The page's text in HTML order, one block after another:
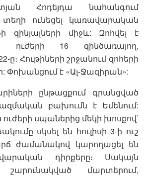
Հոդեյդա նահանգում
ունեցել կառավարական
զինյալների միջև: Զոհվել է
ուժերի 16 զինծառայող,
ը։ Հութիների շրջանում զոհերի
Փոխանցում է «Ալ-Ջազիրան»:
ընթացքում գրանցված
բախումն է Եմենում:
սպաներից մեկի խոսքով՝
սկսել են հուլիսի 3-ի ուշ
ժամանակով կարողացել են
դիրքերը։ Սակայն
շարունակված մարտերում,